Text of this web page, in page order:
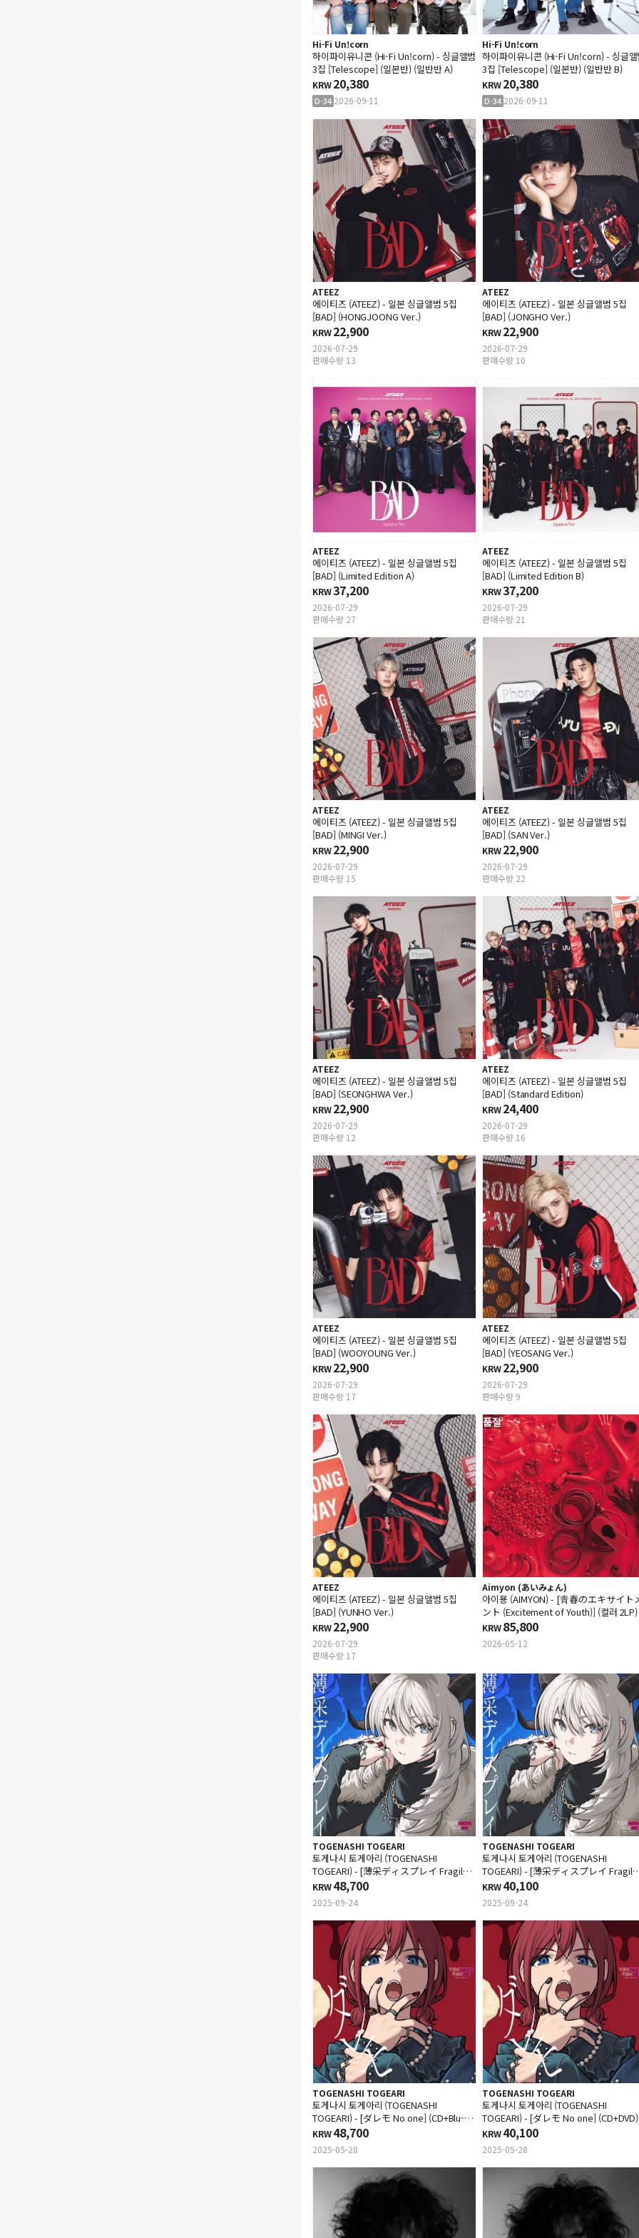
Hi-Fi Un!corn
하이파이유니콘 (Hi-Fi Un!corn) - 싱글앨범
3집 [Telescope] (일본반) (일반반 A)
KRW20,380
D-34 2026-09-11
Hi-Fi Un!corn
하이파이유니콘 (Hi-Fi Un!corn) - 싱글
3집 [Telescope] (일본반) (일반반 B)
KRW20,380
D-34 2026-09-11
ATEEZ
에이티즈 (ATEEZ) - 일본 싱글앨범 5집
[BAD] (HONGJOONG Ver.)
KRW22,900
2026-07-29
판매수량 13
ATEEZ
에이티즈 (ATEEZ) - 일본 싱글앨범 5집
[BAD] (JONGHO Ver.)
KRW22,900
2026-07-29
판매수량 10
ATEEZ
에이티즈 (ATEEZ) - 일본 싱글앨범 5집
[BAD] (Limited Edition A)
KRW37,200
2026-07-29
판매수량 27
ATEEZ
에이티즈 (ATEEZ) - 일본 싱글앨범 5집
[BAD] (Limited Edition B)
KRW37,200
2026-07-29
판매수량 21
ATEEZ
에이티즈 (ATEEZ) - 일본 싱글앨범 5집
[BAD] (MINGI Ver.)
KRW22,900
2026-07-29
판매수량 15
ATEEZ
에이티즈 (ATEEZ) - 일본 싱글앨범 5집
[BAD] (SAN Ver.)
KRW22,900
2026-07-29
판매수량 22
ATEEZ
에이티즈 (ATEEZ) - 일본 싱글앨범 5집
[BAD] (SEONGHWA Ver.)
KRW22,900
2026-07-29
판매수량 12
ATEEZ
에이티즈 (ATEEZ) - 일본 싱글앨범 5집
[BAD] (Standard Edition)
KRW24,400
2026-07-29
판매수량 16
ATEEZ
에이티즈 (ATEEZ) - 일본 싱글앨범 5집
[BAD] (WOOYOUNG Ver.)
KRW22,900
2026-07-29
판매수량 17
ATEEZ
에이티즈 (ATEEZ) - 일본 싱글앨범 5집
[BAD] (YEOSANG Ver.)
KRW22,900
2026-07-29
판매수량 9
ATEEZ
에이티즈 (ATEEZ) - 일본 싱글앨범 5집
[BAD] (YUNHO Ver.)
KRW22,900
2026-07-29
판매수량 17
품절
Aimyon (あいみょん)
아이묭 (AIMYON) - [青春のエキサイト
ント (Excitement of Youth)] (컬러 2LP)
KRW85,800
2026-05-12
TOGENASHI TOGEARI
토게나시 토게아리 (TOGENASHI
TOGEARI) - [薄采ディスプレイ Fragile
Violet] (CD+BD)
KRW48,700
2025-09-24
TOGENASHI TOGEARI
토게나시 토게아리 (TOGENASHI
TOGEARI) - [薄采ディスプレイ Fragile
Violet] (CD+DVD)
KRW40,100
2025-09-24
TOGENASHI TOGEARI
토게나시 토게아리 (TOGENASHI
TOGEARI) - [ダレモ No one] (CD+Blu-
ray)
KRW48,700
2025-05-28
TOGENASHI TOGEARI
토게나시 토게아리 (TOGENASHI
TOGEARI) - [ダレモ No one] (CD+DVD)
KRW40,100
2025-05-28